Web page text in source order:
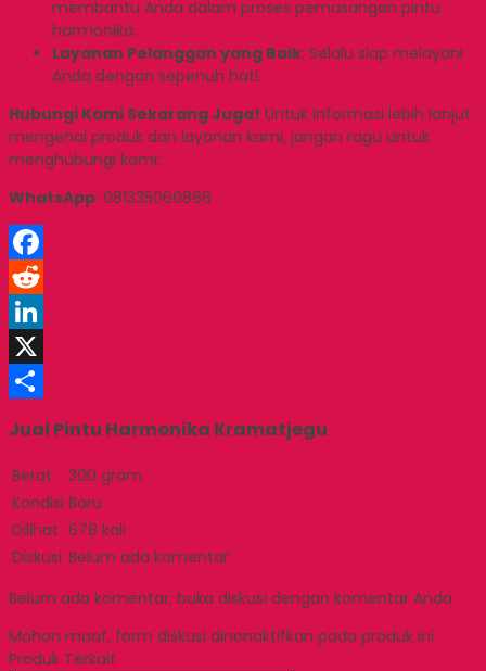
membantu Anda dalam proses pemasangan pintu
harmonika.
Layanan Pelanggan yang Baik: Selalu siap melayani
Anda dengan sepenuh hati.
Hubungi Kami Sekarang Juga! Untuk informasi lebih lanjut
mengenai produk dan layanan kami, jangan ragu untuk
menghubungi kami:
WhatsApp: 081335060866
Facebook
Reddit
LinkedIn
X
Jual Pintu Harmonika Kramatjegu
Berat
300 gram
Kondisi Baru
Dilihat 678 kali
Diskusi Belum ada komentar
Belum ada komentar, buka diskusi dengan komentar Anda.
Mohon maaf, form diskusi dinonaktifkan pada produk ini.
Produk Terkait